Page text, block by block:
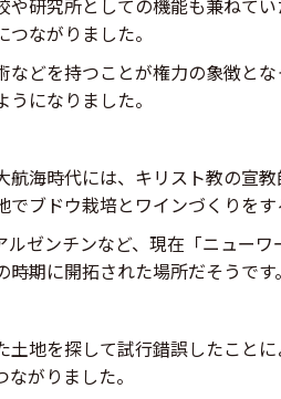
ながりました。
などを持つことが権力の象徴と
になりました。
航海時代には、キリスト教の宣
でブドウ栽培とワインづくりを
ルゼンチンなど、現在「ニュー
時期に開拓された場所だそうです
土地を探して試行錯誤したこと
がりました。